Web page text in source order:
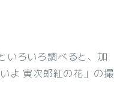
いろいろ調べると、加
よ 寅次郎紅の花」の撮